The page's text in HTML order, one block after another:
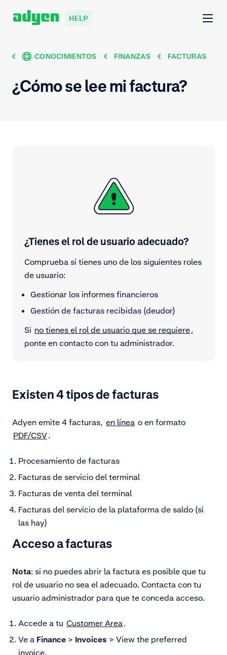
HELP
CONOCIMIENTOS FINANZAS FACTURAS
¿Cómo se lee mi factura?
¿Tienes el rol de usuario adecuado?
Comprueba si tienes uno de los siguientes roles
de usuario:
Gestionar los informes financieros
Gestión de facturas recibidas (deudor)
Si no tienes el rol de usuario que se requiere,
ponte en contacto con tu administrador.
Existen 4 tipos de facturas
Adyen emite 4 facturas, en línea o en formato
PDF/CSV.
Procesamiento de facturas
Facturas de servicio del terminal
Facturas de venta del terminal
Facturas del servicio de la plataforma de saldo (si
las hay)
Acceso a facturas
Nota: si no puedes abrir la factura es posible que tu
rol de usuario no sea el adecuado. Contacta con tu
usuario administrador para que te conceda acceso.
Accede a tu Customer Area.
Ve a Finance > Invoices > View the preferred
invoice.